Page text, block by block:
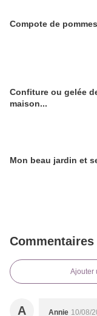
Compote de
Confiture ou gelée
maison...
Mon beau jardin et
Commentaires
Ajouter
A Annie 10/08/